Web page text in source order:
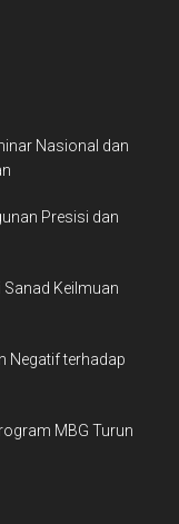
Nasional dan
Presisi dan
Sanad Keilmuan
Negatif terhadap
MBG Turun